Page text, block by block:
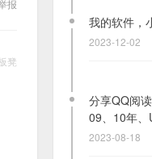
分享QQ阅
09、10年、
分享一个免
2025-03-27
报
凳